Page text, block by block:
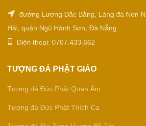
đường Lương Đắc Bằng, Làng đá Non
Hải, quận Ngũ Hành Sơn, Đà Nẵng
Điện thoại: 0707.433.662
TƯỢNG ĐÁ PHẬT GIÁO
Tượng đá Đức Phật Quan Âm
Tượng đá Đức Phật Thích Ca